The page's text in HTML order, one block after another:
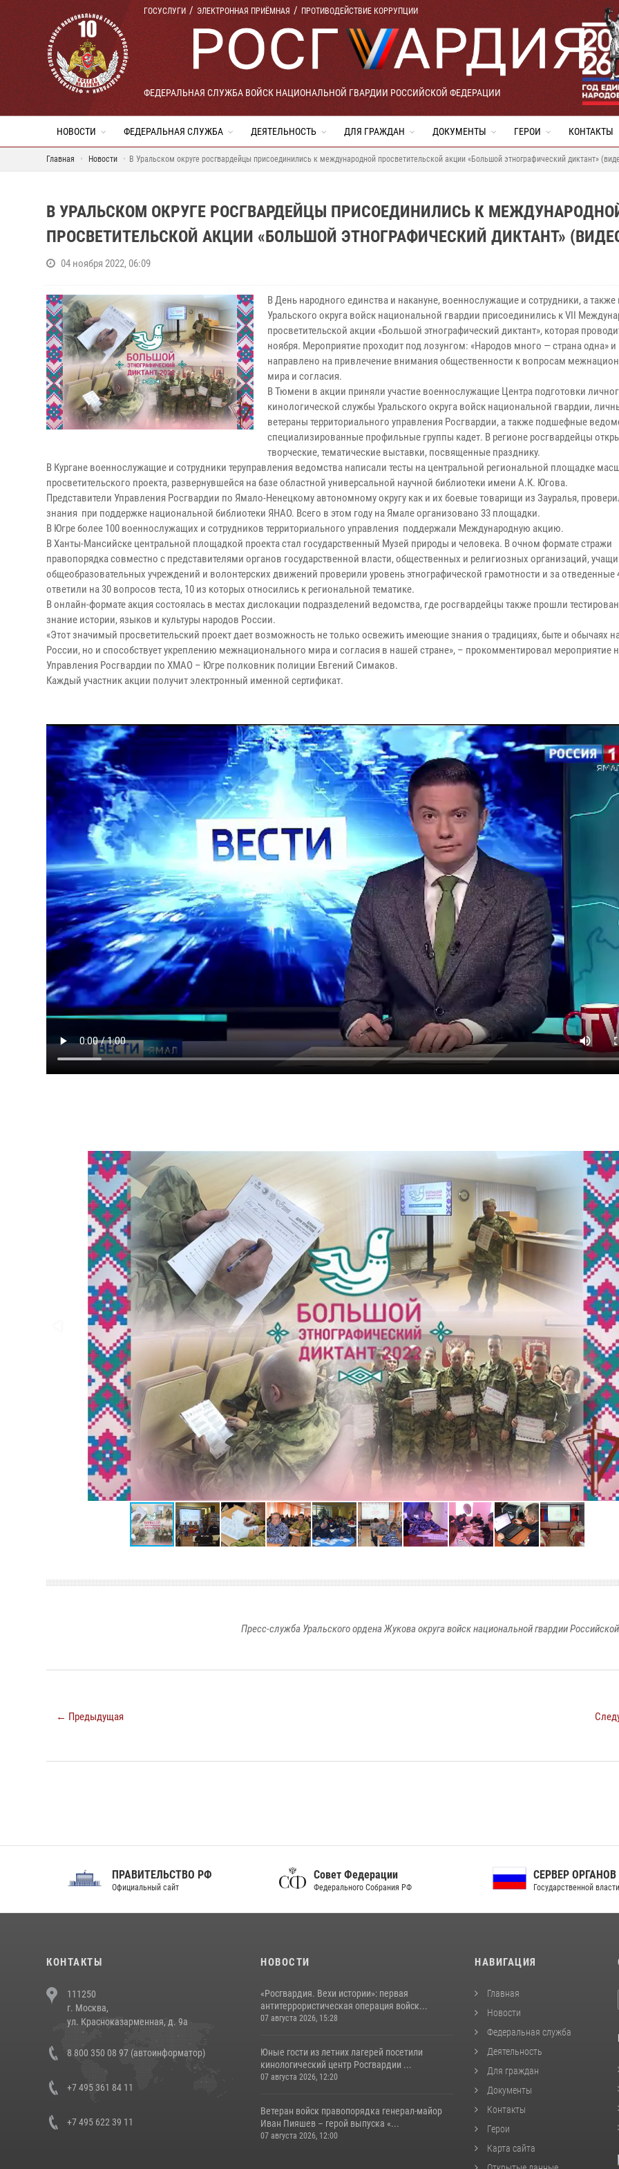
ГОСУСЛУГИ ЭЛЕКТРОННАЯ ПРИЁМНАЯ ПРОТИВОДЕЙСТВИЕ КОРРУПЦИИ
ФЕДЕРАЛЬНАЯ СЛУЖБА ВОЙСК НАЦИОНАЛЬНОЙ ГВАРДИИ РОССИЙСКОЙ ФЕДЕРАЦИИ
НОВОСТИ ФЕДЕРАЛЬНАЯ СЛУЖБА ДЕЯТЕЛЬНОСТЬ ДЛЯ ГРАЖДАН ДОКУМЕНТЫ ГЕРОИ КОНТАКТЫ
Главная Новости В Уральском округе росгвардейцы присоединились к международной просветительской акции «Большой этнографический диктант»
В УРАЛЬСКОМ ОКРУГЕ РОСГВАРДЕЙЦЫ ПРИСОЕДИНИЛИСЬ К
ПРОСВЕТИТЕЛЬСКОЙ АКЦИИ «БОЛЬШОЙ ЭТНОГРАФИЧЕСКИЙ ДИКТАНТ»
04 ноября 2022, 06:09
В День народного единства и накануне, военнослужащие и сотрудники, а также
Уральского округа войск национальной гвардии присоединились к VII
просветительской акции «Большой этнографический диктант», которая
ноября. Мероприятие проходит под лозунгом: «Народов много — страна одна» и
направлено на привлечение внимания общественности к вопросам
мира и согласия.
В Тюмени в акции приняли участие военнослужащие Центра подготовки
кинологической службы Уральского округа войск национальной гвардии,
ветераны территориального управления Росгвардии, а также подшефные
специализированные профильные группы кадет. В регионе росгвардейцы
творческие, тематические выставки, посвященные празднику.
В Кургане военнослужащие и сотрудники теруправления ведомства написали тесты на центральной региональной площадке
просветительского проекта, развернувшейся на базе областной универсальной научной библиотеки имени А.К. Югова.
Представители Управления Росгвардии по Ямало-Ненецкому автономному округу как и их боевые товарищи из Зауралья,
знания при поддержке национальной библиотеки ЯНАО. Всего в этом году на Ямале организовано 33 площадки.
В Югре более 100 военнослужащих и сотрудников территориального управления поддержали Международную акцию.
В Ханты-Мансийске центральной площадкой проекта стал государственный Музей природы и человека. В очном формате стражи
правопорядка совместно с представителями органов государственной власти, общественных и религиозных организаций,
общеобразовательных учреждений и волонтерских движений проверили уровень этнографической грамотности и за отведенные
ответили на 30 вопросов теста, 10 из которых относились к региональной тематике.
В онлайн-формате акция состоялась в местах дислокации подразделений ведомства, где росгвардейцы также прошли
знание истории, языков и культуры народов России.
«Этот значимый просветительский проект дает возможность не только освежить имеющие знания о традициях, быте и обычаях
России, но и способствует укреплению межнационального мира и согласия в нашей стране», – прокомментировал мероприятие
Управления Росгвардии по ХМАО – Югре полковник полиции Евгений Симаков.
Каждый участник акции получит электронный именной сертификат.
Пресс-служба Уральского ордена Жукова округа войск национальной гвардии
← Предыдущая
ПРАВИТЕЛЬСТВО РФ
Официальный сайт
Совет Федерации
Федерального Собрания РФ
СЕРВЕР ОРГАНОВ
Государственной власти РФ
КОНТАКТЫ
111250
г. Москва,
ул. Красноказарменная, д. 9а
8 800 350 08 97 (автоинформатор)
+7 495 361 84 11
+7 495 622 39 11
НОВОСТИ
«Росгвардия. Вехи истории»: первая
антитеррористическая операция войск...
07 августа 2026, 15:28
Юные гости из летних лагерей посетили
кинологический центр Росгвардии ...
07 августа 2026, 12:20
Ветеран войск правопорядка генерал-майор
Иван Пияшев – герой выпуска «...
07 августа 2026, 12:00
НАВИГАЦИЯ
Главная
Новости
Федеральная служба
Деятельность
Для граждан
Документы
Контакты
Герои
Карта сайта